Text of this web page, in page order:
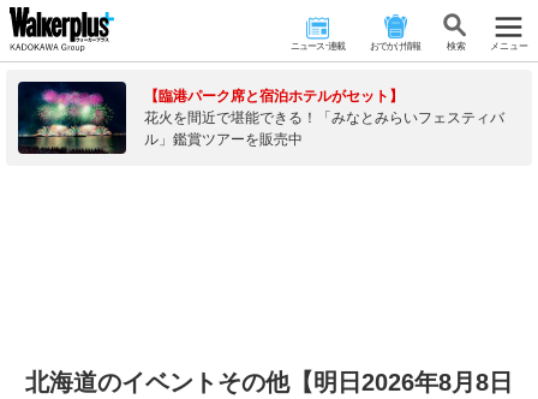
ニュース･連載 おでかけ情報 検 索 メニュー
【臨港パーク席と宿泊ホテルがセット】
花火を間近で堪能できる！「みなとみらいフェスティバ
ル」鑑賞ツアーを販売中
北海道のイベントその他【明日2026年8月8日